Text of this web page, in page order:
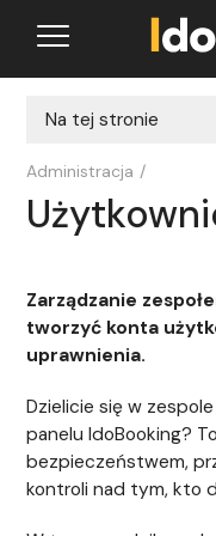
Na tej stronie
Administracja /
Zarządzanie
tworzyć konta
uprawnienia.
Dzielicie się w
panelu IdoBooking?
bezpieczeństwem,
kontroli nad tym, kto